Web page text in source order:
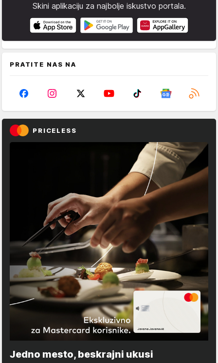
Skini aplikaciju za najbolje iskustvo portala.
PRATITE NAS NA
PRICELESS
Jedno mesto, beskrajni ukusi